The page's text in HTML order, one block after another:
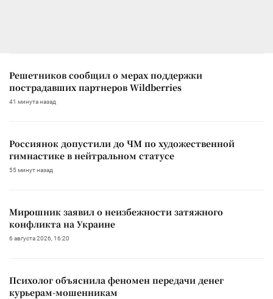
Решетников сообщил о мерах поддержки
пострадавших партнеров Wildberries
41 минута назад
Россиянок допустили до ЧМ по художественной
гимнастике в нейтральном статусе
55 минут назад
Мирошник заявил о неизбежности затяжного
конфликта на Украине
6 августа 2026, 16:20
Психолог объяснила феномен передачи денег
курьерам-мошенникам